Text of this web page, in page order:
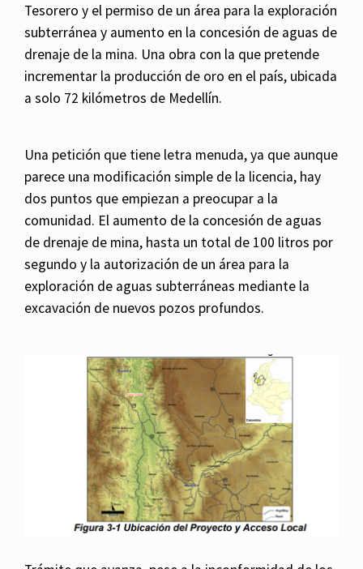
Tesorero y el permiso de un área para la exploración
subterránea y aumento en la concesión de aguas de
drenaje de la mina. Una obra con la que pretende
incrementar la producción de oro en el país, ubicada
a solo 72 kilómetros de Medellín.
Una petición que tiene letra menuda, ya que aunque
parece una modificación simple de la licencia, hay
dos puntos que empiezan a preocupar a la
comunidad. El aumento de la concesión de aguas
de drenaje de mina, hasta un total de 100 litros por
segundo y la autorización de un área para la
exploración de aguas subterráneas mediante la
excavación de nuevos pozos profundos.